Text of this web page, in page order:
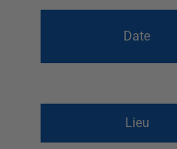
Date
Lieu